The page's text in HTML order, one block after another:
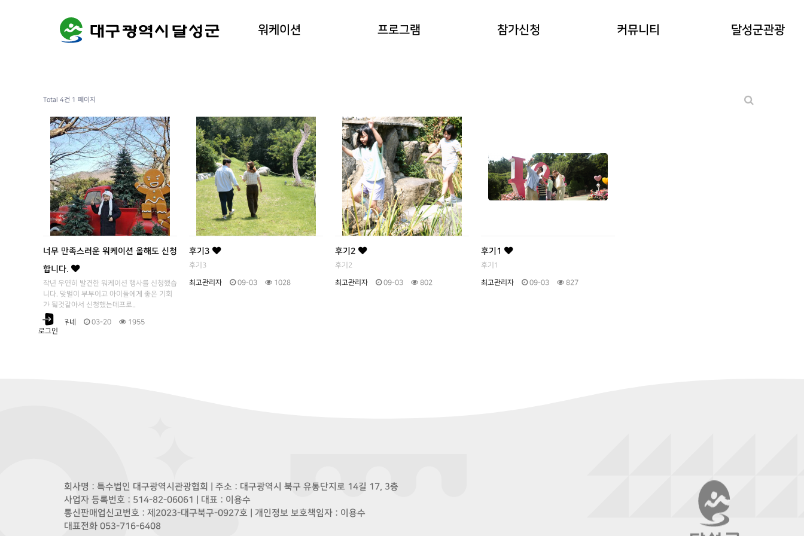
워케이션 프로그램 참가신청 커뮤니티 달성군관광
로그인
(네이처파크)
Total 4건 1 페이지
너무 만족스러운 워케이션 올해도 신청
합니다.
작년 우연히 발견한 워케이션 행사를 신청했습
니다. 맞벌이 부부이고 아이들에게 좋은 기회
가 될것같아서 신청했는데프로..
슬우시우네 03-20 1955
후기3
후기3
최고관리자 09-03 1028
후기2
후기2
최고관리자 09-03 802
후기1
후기1
최고관리자 09-03 827
회사명 : 특수법인 대구광역시관광협회 | 주소 : 대구광역시 북구 유통단지로 14길 17, 3층
사업자 등록번호 : 514-82-06061 | 대표 : 이용수
통신판매업신고번호 : 제2023-대구북구-0927호 | 개인정보 보호책임자 : 이용수
대표전화 053-716-6408